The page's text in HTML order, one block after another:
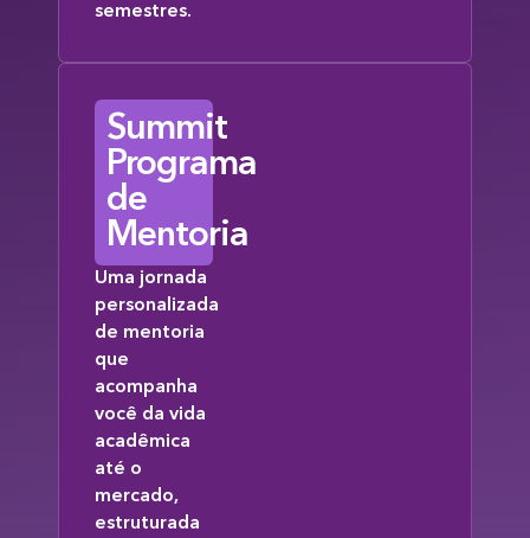
semestres.
Summit
Programa
de
Mentoria
Uma jornada
personalizada
de mentoria
que
acompanha
você da vida
acadêmica
até o
mercado,
estruturada